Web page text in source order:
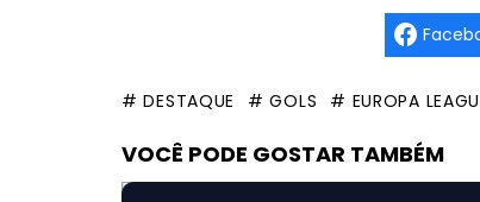
# DESTAQUE # GOLS # EUROPA
VOCÊ PODE GOSTAR TAMBÉM